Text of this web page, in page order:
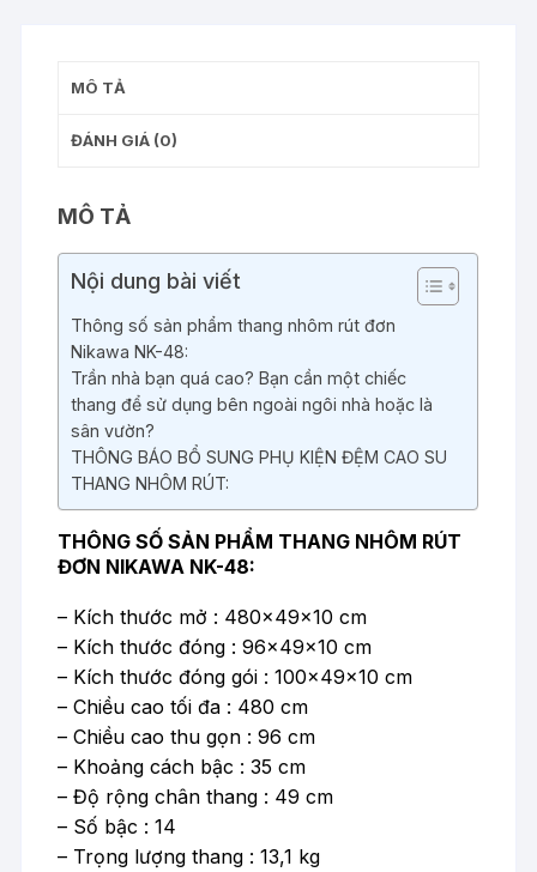
MÔ TẢ
ĐÁNH GIÁ (0)
MÔ TẢ
Nội dung bài viết
Thông số sản phẩm thang nhôm rút đơn
Nikawa NK-48:
Trần nhà bạn quá cao? Bạn cần một chiếc
thang để sử dụng bên ngoài ngôi nhà hoặc là
sân vườn?
THÔNG BÁO BỔ SUNG PHỤ KIỆN ĐỆM CAO SU
THANG NHÔM RÚT:
THÔNG SỐ SẢN PHẨM THANG NHÔM RÚT
ĐƠN NIKAWA NK-48:
– Kích thước mở : 480x49x10 cm
– Kích thước đóng : 96x49x10 cm
– Kích thước đóng gói : 100x49x10 cm
– Chiều cao tối đa : 480 cm
– Chiều cao thu gọn : 96 cm
– Khoảng cách bậc : 35 cm
– Độ rộng chân thang : 49 cm
– Số bậc : 14
– Trọng lượng thang : 13,1 kg